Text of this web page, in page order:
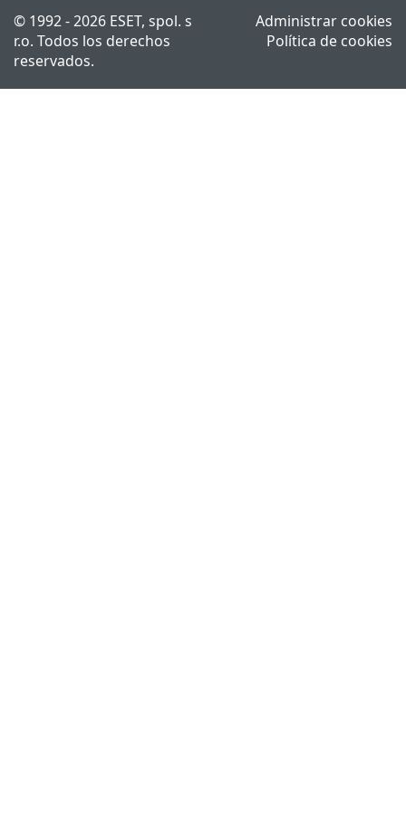
© 1992 - 2026 ESET, spol. s
r.o. Todos los derechos
reservados.
Administrar cookies
Política de cookies